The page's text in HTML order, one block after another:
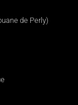
de Perly)